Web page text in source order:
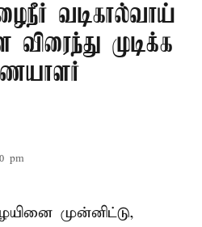
வடிகால்வாய்
முடிக்க
pm
முன்னிட்டு,